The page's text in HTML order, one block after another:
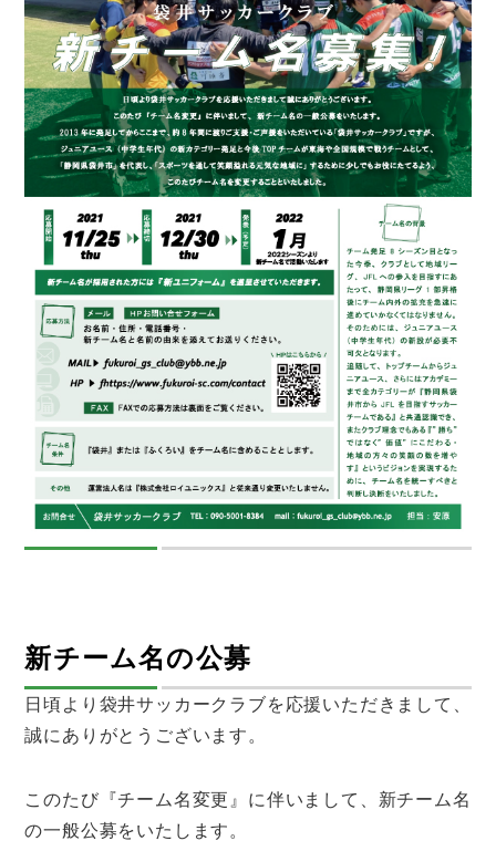
新チーム名の公募
日頃より袋井サッカークラブを応援いただきまして、
誠にありがとうございます。
このたび『チーム名変更』に伴いまして、新チーム名
の一般公募をいたします。